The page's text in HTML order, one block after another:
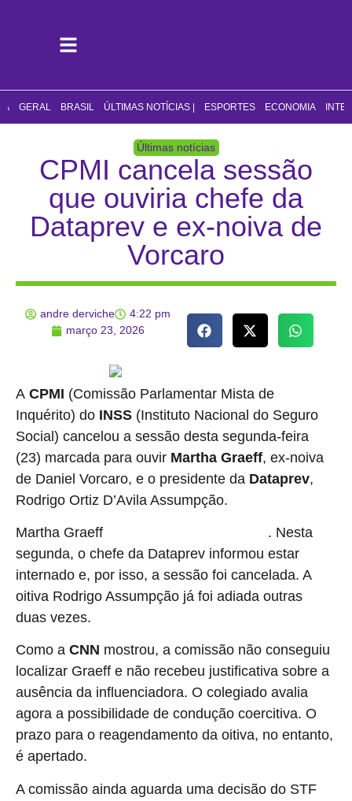
GERAL BRASIL ÚLTIMAS NOTÍCIAS | ESPORTES ECONOMIA
Últimas notícias
CPMI cancela sessão
que ouviria chefe da
Dataprev e ex-noiva de
Vorcaro
andre derviche
4:22 pm
março 23, 2026
A CPMI (Comissão Parlamentar Mista de
Inquérito) do INSS (Instituto Nacional do Seguro
Social) cancelou a sessão desta segunda-feira
(23) marcada para ouvir Martha Graeff, ex-noiva
de Daniel Vorcaro, e o presidente da Dataprev,
Rodrigo Ortiz D’Avila Assumpção.
Martha Graeff
. Nesta
segunda, o chefe da Dataprev informou estar
internado e, por isso, a sessão foi cancelada. A
oitiva Rodrigo Assumpção já foi adiada outras
duas vezes.
Como a CNN mostrou, a comissão não conseguiu
localizar Graeff e não recebeu justificativa sobre a
ausência da influenciadora. O colegiado avalia
agora a possibilidade de condução coercitiva. O
prazo para o reagendamento da oitiva, no entanto,
é apertado.
A comissão ainda aguarda uma decisão do STF